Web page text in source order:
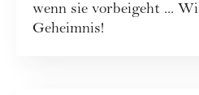
wenn sie vorbeigeht ...
Geheimnis!